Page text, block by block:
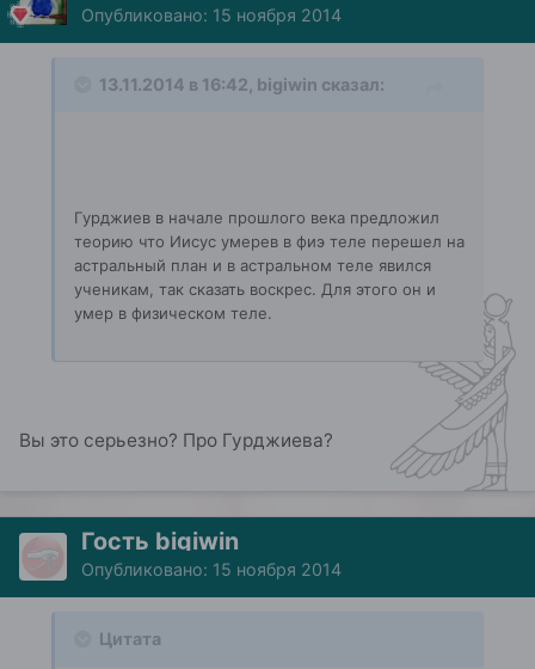
Опубликовано: 15 ноября 2014
13.11.2014 в 16:42, bigiwin сказал:
Гурджиев в начале прошлого века предложил
теорию что Иисус умерев в фиэ теле перешел на
астральный план и в астральном теле явился
ученикам, так сказать воскрес. Для этого он и
умер в физическом теле.
Вы это серьезно? Про Гурджиева?
Гость bigiwin
Опубликовано: 15 ноября 2014
Цитата